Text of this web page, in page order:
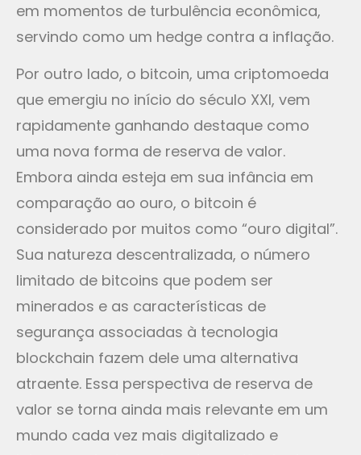
em momentos de turbulência econômica,
servindo como um hedge contra a inflação.
Por outro lado, o bitcoin, uma criptomoeda
que emergiu no início do século XXI, vem
rapidamente ganhando destaque como
uma nova forma de reserva de valor.
Embora ainda esteja em sua infância em
comparação ao ouro, o bitcoin é
considerado por muitos como “ouro digital”.
Sua natureza descentralizada, o número
limitado de bitcoins que podem ser
minerados e as características de
segurança associadas à tecnologia
blockchain fazem dele uma alternativa
atraente. Essa perspectiva de reserva de
valor se torna ainda mais relevante em um
mundo cada vez mais digitalizado e